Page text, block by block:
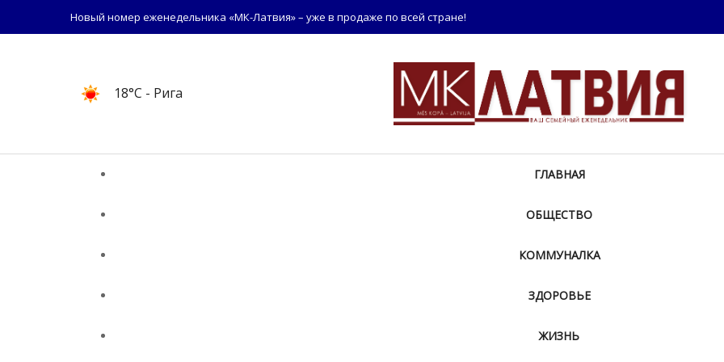
Новый номер еженедельника «МК-Латвия» – уже в продаже по всей стране!
18°C - Рига
ГЛАВНАЯ
ОБЩЕСТВО
КОММУНАЛКА
ЗДОРОВЬЕ
ЖИЗНЬ